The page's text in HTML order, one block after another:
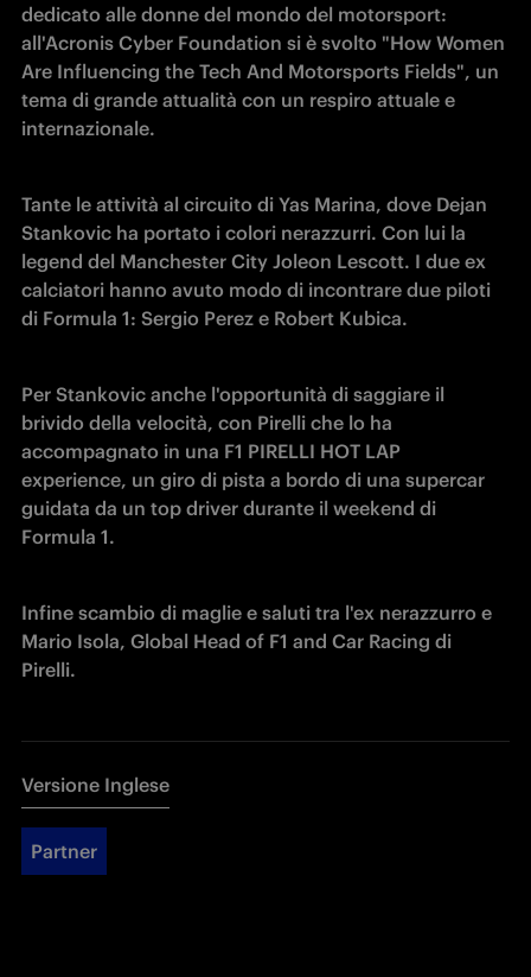
dedicato alle donne del mondo del motorsport:
all'Acronis Cyber Foundation si è svolto "How Women
Are Influencing the Tech And Motorsports Fields", un
tema di grande attualità con un respiro attuale e
internazionale.
Tante le attività al circuito di Yas Marina, dove Dejan
Stankovic ha portato i colori nerazzurri. Con lui la
legend del Manchester City Joleon Lescott. I due ex
calciatori hanno avuto modo di incontrare due piloti
di Formula 1: Sergio Perez e Robert Kubica.
Per Stankovic anche l'opportunità di saggiare il
brivido della velocità, con Pirelli che lo ha
accompagnato in una F1 PIRELLI HOT LAP
experience, un giro di pista a bordo di una supercar
guidata da un top driver durante il weekend di
Formula 1.
Infine scambio di maglie e saluti tra l'ex nerazzurro e
Mario Isola, Global Head of F1 and Car Racing di
Pirelli.
Versione Inglese
Partner